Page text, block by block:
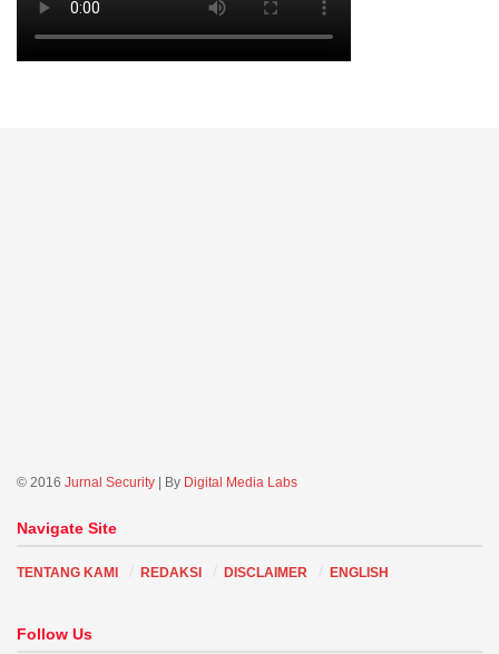
© 2016 Jurnal Security | By Digital Media Labs
Navigate Site
TENTANG KAMI REDAKSI DISCLAIMER ENGLISH
Follow Us